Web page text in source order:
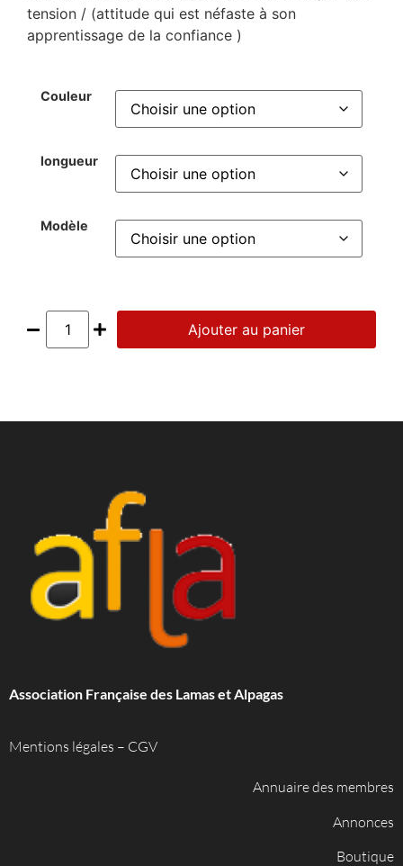
tension / (attitude qui est néfaste à son
apprentissage de la confiance )
Couleur
longueur
Modèle
Ajouter au panier
Association Française des Lamas et Alpagas
Mentions légales – CGV
Annuaire des membres
Annonces
Boutique